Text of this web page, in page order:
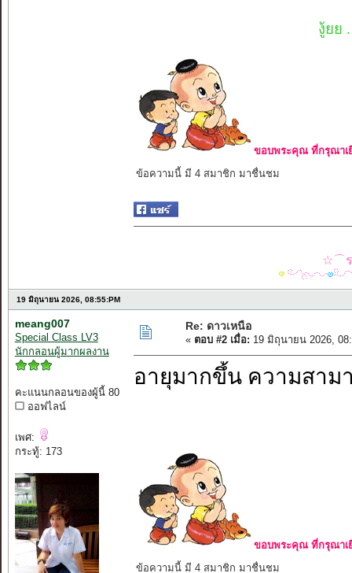
งู้ยย
ขอบพระคุณ ที่กรุณาเ
ข้อความนี้ มี 4 สมาชิก มาชื่นชม
☆⌒ร
19 มิถุนายน 2026, 08:55:PM
meang007
Special Class LV3
นักกลอนผู้มากผลงาน
คะแนนกลอนของผู้นี้ 80
ออฟไลน์
เพศ:
กระทู้: 173
Re: ดาวเหนือ
« ตอบ #2 เมื่อ: 19 มิถุนายน 2026,
อายุมากขึ้น ความสาม
ขอบพระคุณ ที่กรุณาเ
ข้อความนี้ มี 4 สมาชิก มาชื่นชม